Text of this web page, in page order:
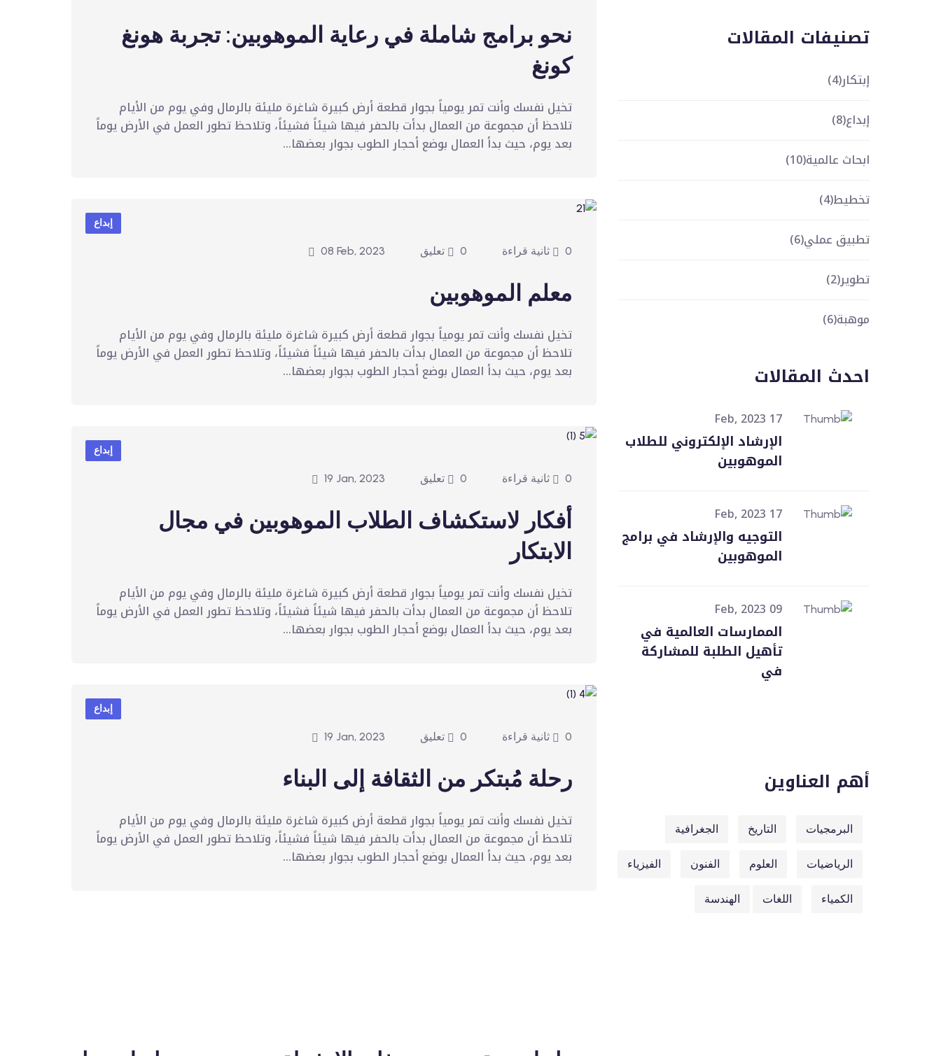
نحو برامج شاملة في رعاية الموهوبين: تجربة هونغ
كونغ
تخيل نفسك وأنت تمر يومياً بجوار قطعة أرض كبيرة شاغرة مليئة بالرمال وفي يوم من الأيام
تلاحظ أن مجموعة من العمال بدأت بالحفر فيها شيئاً فشيئاً، وتلاحظ تطور العمل في الأرض يوماً
بعد يوم، حيث بدأ العمال بوضع أحجار الطوب بجوار بعضها...
إبداع
0 ثانية قراءة 0 تعليق 08 Feb, 2023
معلم الموهوبين
تخيل نفسك وأنت تمر يومياً بجوار قطعة أرض كبيرة شاغرة مليئة بالرمال وفي يوم من الأيام
تلاحظ أن مجموعة من العمال بدأت بالحفر فيها شيئاً فشيئاً، وتلاحظ تطور العمل في الأرض يوماً
بعد يوم، حيث بدأ العمال بوضع أحجار الطوب بجوار بعضها...
إبداع
0 ثانية قراءة 0 تعليق 19 Jan, 2023
أفكار لاستكشاف الطلاب الموهوبين في مجال
الابتكار
تخيل نفسك وأنت تمر يومياً بجوار قطعة أرض كبيرة شاغرة مليئة بالرمال وفي يوم من الأيام
تلاحظ أن مجموعة من العمال بدأت بالحفر فيها شيئاً فشيئاً، وتلاحظ تطور العمل في الأرض يوماً
بعد يوم، حيث بدأ العمال بوضع أحجار الطوب بجوار بعضها...
إبداع
0 ثانية قراءة 0 تعليق 19 Jan, 2023
رحلة مُبتكر من الثقافة إلى البناء
تخيل نفسك وأنت تمر يومياً بجوار قطعة أرض كبيرة شاغرة مليئة بالرمال وفي يوم من الأيام
تلاحظ أن مجموعة من العمال بدأت بالحفر فيها شيئاً فشيئاً، وتلاحظ تطور العمل في الأرض يوماً
بعد يوم، حيث بدأ العمال بوضع أحجار الطوب بجوار بعضها...
تصنيفات المقالات
إبتكار(4)
إبداع(8)
ابحاث عالمية(10)
تخطيط(4)
تطبيق عملي(6)
تطوير(2)
موهبة(6)
احدث المقالات
17 Feb, 2023
الإرشاد الإلكتروني للطلاب
الموهوبين
17 Feb, 2023
التوجيه والإرشاد في برامج
الموهوبين
09 Feb, 2023
الممارسات العالمية في
تأهيل الطلبة للمشاركة
في
أهم العناوين
البرمجيات التاريخ الجغرافية
الرياضيات العلوم الفنون الفيزياء
الكمياء اللغات الهندسة